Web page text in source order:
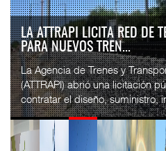
LA ATTRAPI LICITA RED DE
PARA NUEVOS TREN...
La Agencia de Trenes y
(ATTRAPI) abrió una licitación
contratar el diseño, suministro,